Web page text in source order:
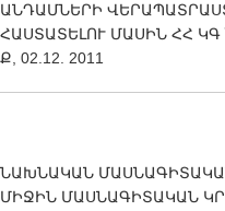
ԱՆԴԱՄՆԵՐԻ
ՀԱՍՏԱՏԵԼՈՒ ՄԱՍԻՆ ՀՀ
Ք, 02.12. 2011
ՆԱԽՆԱԿԱՆ
ՄԻՋԻՆ ՄԱՍՆԱԳԻՏԱԿԱՆ